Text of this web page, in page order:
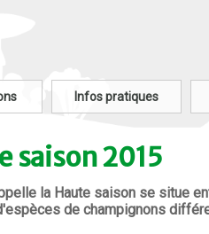
Infos pratiques
saison 2015
la Haute saison se situe
de champignons